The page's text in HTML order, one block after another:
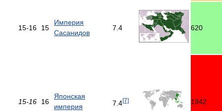
15-16 15
Империя
Сасанидов
7.4 620
15-16 16
Японская
империя
7.4[7] 1942